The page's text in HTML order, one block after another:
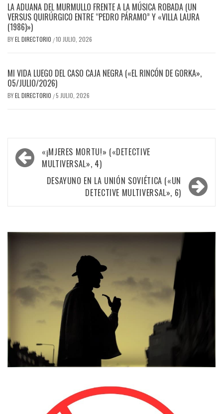
LA ADUANA DEL MURMULLO FRENTE A LA MÚSICA ROBADA (UN
VERSUS QUIRÚRGICO ENTRE “PEDRO PÁRAMO” Y «VILLA LAURA
(1986)»)
BYEL DIRECTORIO /10 JULIO, 2026
MI VIDA LUEGO DEL CASO CAJA NEGRA («EL RINCÓN DE GORKA»,
05/JULIO/2026)
BYEL DIRECTORIO /5 JULIO, 2026
Navegación
de
entradas
«¡MJERES MORTU!» («DETECTIVE
MULTIVERSAL», 4)
DESAYUNO EN LA UNIÓN SOVIÉTICA («UN
DETECTIVE MULTIVERSAL», 6)